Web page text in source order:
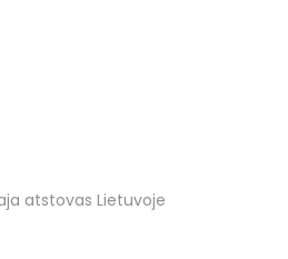
atstovas Lietuvoje